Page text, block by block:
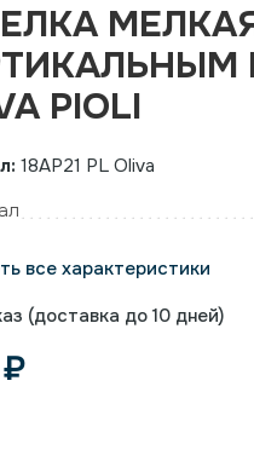
PIOLI
18AP21 PL Oliva
все характеристики
(доставка до 10 дней)
₽